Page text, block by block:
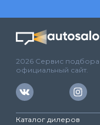
2026 Сервис подбора
официальный сайт.
Каталог дилеров